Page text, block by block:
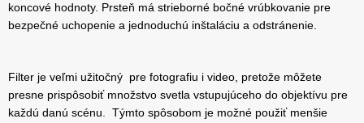
koncové hodnoty. Prsteň má strieborné bočné vrúbkovanie pre
bezpečné uchopenie a jednoduchú inštaláciu a odstránenie.
Filter je veľmi užitočný pre fotografiu i video, pretože môžete
presne prispôsobiť množstvo svetla vstupujúceho do objektívu pre
každú danú scénu. Týmto spôsobom je možné použiť menšie